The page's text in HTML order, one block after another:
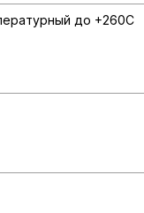
до +260С